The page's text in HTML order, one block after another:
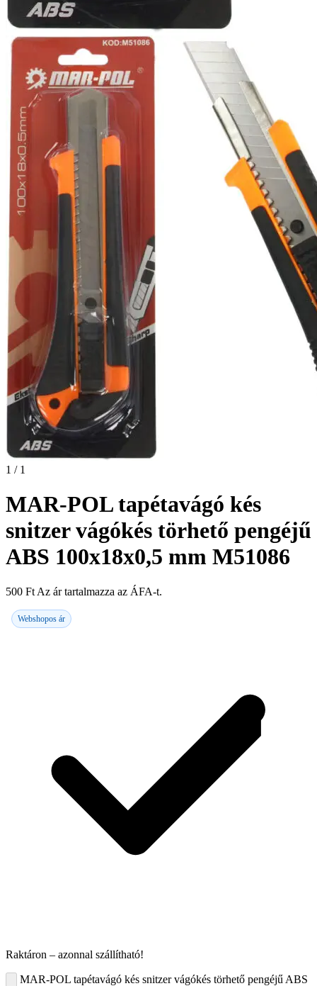
1 / 1
MAR-POL tapétavágó kés
snitzer vágókés törhető pengéjű
ABS 100x18x0,5 mm M51086
500 Ft Az ár tartalmazza az ÁFA-t.
Webshopos ár
Raktáron – azonnal szállítható!
MAR-POL tapétavágó kés snitzer vágókés törhető pengéjű ABS